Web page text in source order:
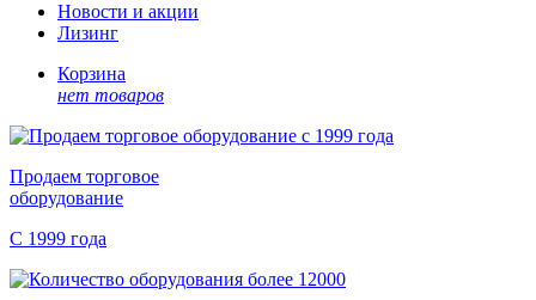
Новости и акции
Лизинг
Корзина
нет товаров
Продаем торговое
оборудование
С 1999 года